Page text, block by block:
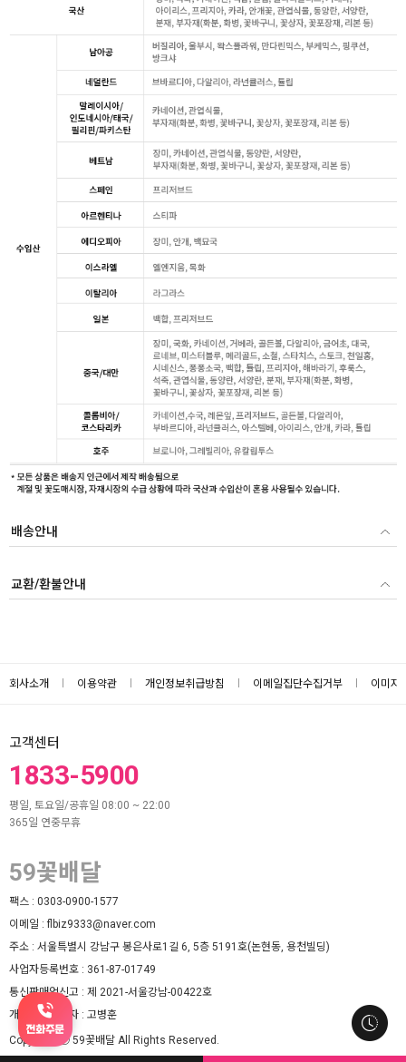
배송안내
교환/환불안내
회사소개 이용약관 개인정보취급방침 이메일집단수집거부 이미지
고객센터
1833-5900
평일, 토요일/공휴일 08:00 ~ 22:00
365일 연중무휴
59꽃배달
팩스 : 0303-0900-1577
이메일 :flbiz9333@naver.com
주소 : 서울특별시 강남구 봉은사로1길 6, 5층 5191호(논현동, 용천빌딩)
사업자등록번호 : 361-87-01749
통신판매업신고 : 제 2021-서울강남-00422호
개인정보책임자 : 고병훈
Copyright ⓒ 59꽃배달 All Rights Reserved.